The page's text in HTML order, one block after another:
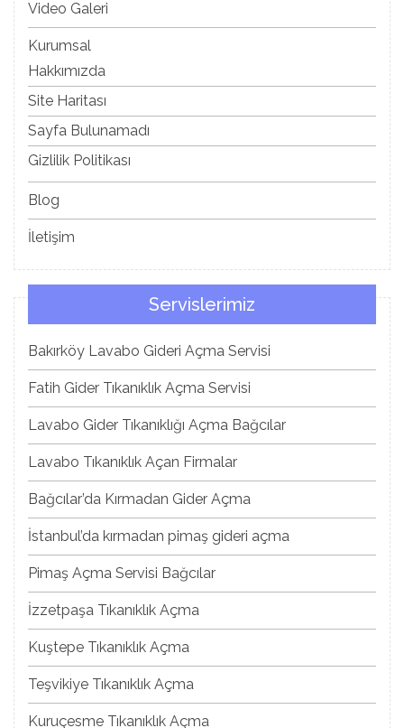
Video Galeri
Kurumsal
Hakkımızda
Site Haritası
Sayfa Bulunamadı
Gizlilik Politikası
Blog
İletişim
Servislerimiz
Bakırköy Lavabo Gideri Açma Servisi
Fatih Gider Tıkanıklık Açma Servisi
Lavabo Gider Tıkanıklığı Açma Bağcılar
Lavabo Tıkanıklık Açan Firmalar
Bağcılar’da Kırmadan Gider Açma
İstanbul’da kırmadan pimaş gideri açma
Pimaş Açma Servisi Bağcılar
İzzetpaşa Tıkanıklık Açma
Kuştepe Tıkanıklık Açma
Teşvikiye Tıkanıklık Açma
Kuruçesme Tıkanıklık Açma